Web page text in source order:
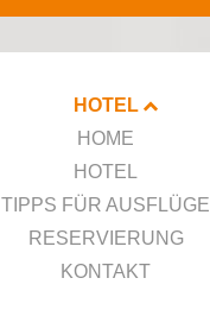
HOTEL
HOME
HOTEL
TIPPS FÜR AUSFLÜGE
RESERVIERUNG
KONTAKT